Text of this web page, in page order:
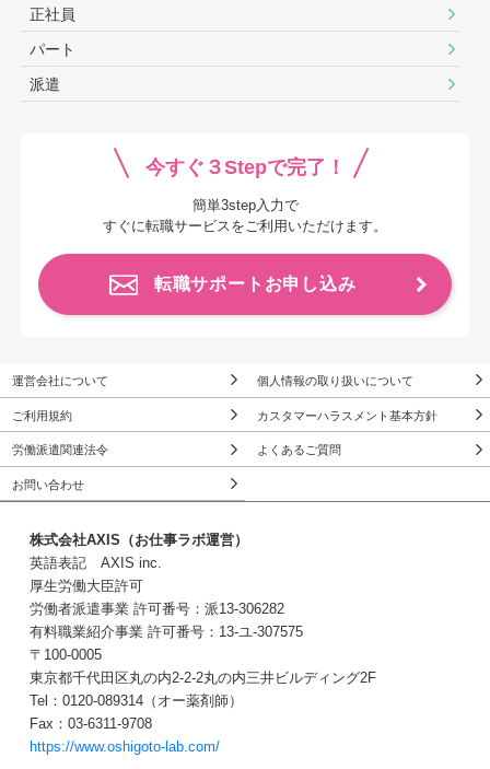
正社員
パート
派遣
今すぐ３Stepで完了！
簡単3step入力で
すぐに転職サービスをご利用いただけます。
転職サポートお申し込み
運営会社について 個人情報の取り扱いについて
ご利用規約 カスタマーハラスメント基本方針
労働派遣関連法令 よくあるご質問
お問い合わせ
株式会社AXIS（お仕事ラボ運営）
英語表記 AXIS inc.
厚生労働大臣許可
労働者派遣事業 許可番号：派13-306282
有料職業紹介事業 許可番号：13-ユ-307575
〒100-0005
東京都千代田区丸の内2-2-2丸の内三井ビルディング2F
Tel：0120-089314（オー薬剤師）
Fax：03-6311-9708
https://www.oshigoto-lab.com/